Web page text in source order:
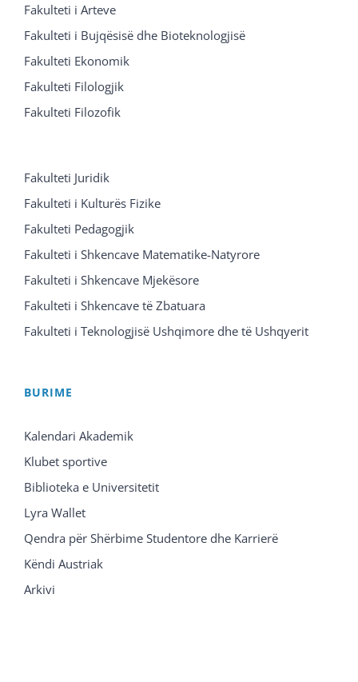
Fakulteti i Arteve
Fakulteti i Bujqësisë dhe Bioteknologjisë
Fakulteti Ekonomik
Fakulteti Filologjik
Fakulteti Filozofik
Fakulteti Juridik
Fakulteti i Kulturës Fizike
Fakulteti Pedagogjik
Fakulteti i Shkencave Matematike-Natyrore
Fakulteti i Shkencave Mjekësore
Fakulteti i Shkencave të Zbatuara
Fakulteti i Teknologjisë Ushqimore dhe të Ushqyerit
BURIME
Kalendari Akademik
Klubet sportive
Biblioteka e Universitetit
Lyra Wallet
Qendra për Shërbime Studentore dhe Karrierë
Këndi Austriak
Arkivi